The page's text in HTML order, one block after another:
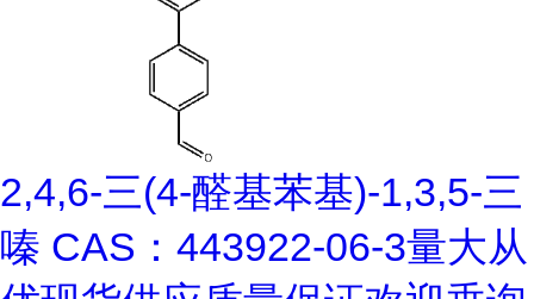
2,4,6-三(4-醛基苯基)-1,3,5-三
嗪 CAS：443922-06-3量大从